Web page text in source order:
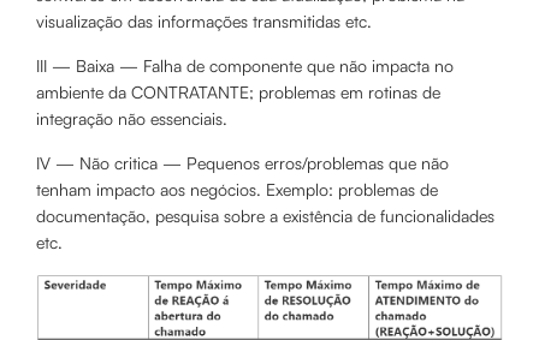
visualização das informações transmitidas etc.
III — Baixa — Falha de componente que não impacta no
ambiente da CONTRATANTE; problemas em rotinas de
integração não essenciais.
IV — Não critica — Pequenos erros/problemas que não
tenham impacto aos negócios. Exemplo: problemas de
documentação, pesquisa sobre a existência de funcionalidades
etc.